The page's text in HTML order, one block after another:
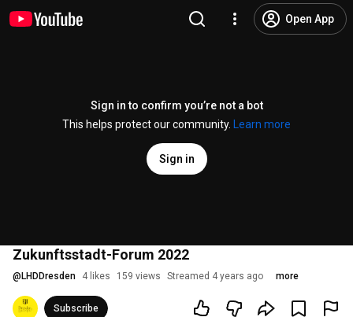
Open App
Sign in to confirm you’re not a bot
This helps protect our community.
Learn more
Sign in
Zukunftsstadt-Forum 2022
@ LHDDresden 4 likes 159 views Streamed 4 years ago more
Subscribe